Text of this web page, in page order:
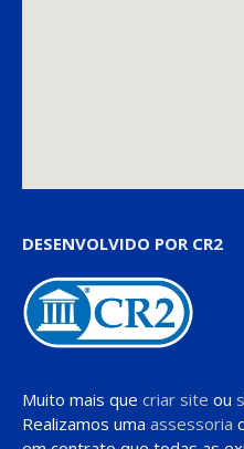
DESENVOLVIDO POR CR2
Muito mais que criar site ou
Realizamos uma assessoria